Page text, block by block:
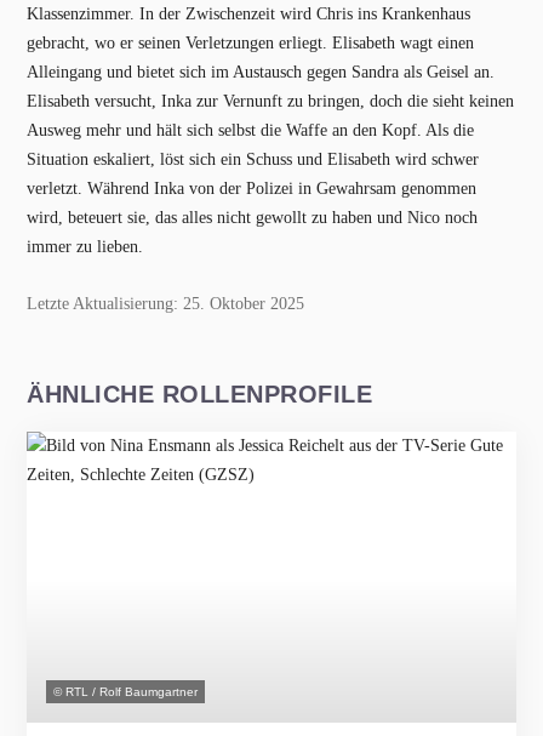
Klassenzimmer. In der Zwischenzeit wird Chris ins Krankenhaus
gebracht, wo er seinen Verletzungen erliegt. Elisabeth wagt einen
Alleingang und bietet sich im Austausch gegen Sandra als Geisel an.
Elisabeth versucht, Inka zur Vernunft zu bringen, doch die sieht keinen
Ausweg mehr und hält sich selbst die Waffe an den Kopf. Als die
Situation eskaliert, löst sich ein Schuss und Elisabeth wird schwer
verletzt. Während Inka von der Polizei in Gewahrsam genommen
wird, beteuert sie, das alles nicht gewollt zu haben und Nico noch
immer zu lieben.
Letzte Aktualisierung: 25. Oktober 2025
ÄHNLICHE ROLLENPROFILE
© RTL / Rolf Baumgartner